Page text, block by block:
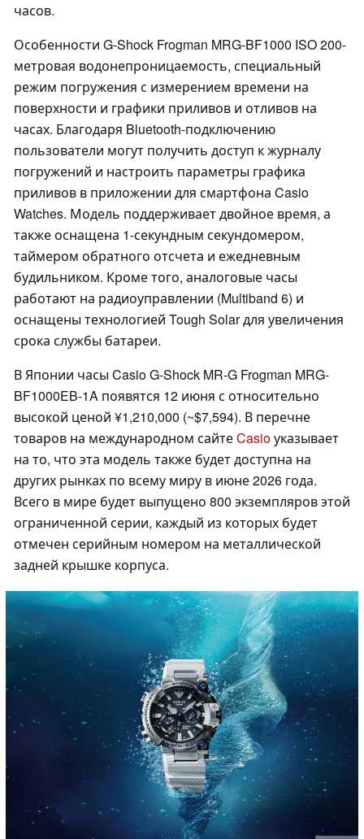
часов.
Особенности G-Shock Frogman MRG-BF1000 ISO 200-
метровая водонепроницаемость, специальный
режим погружения с измерением времени на
поверхности и графики приливов и отливов на
часах. Благодаря Bluetooth-подключению
пользователи могут получить доступ к журналу
погружений и настроить параметры графика
приливов в приложении для смартфона Casio
Watches. Модель поддерживает двойное время, а
также оснащена 1-секундным секундомером,
таймером обратного отсчета и ежедневным
будильником. Кроме того, аналоговые часы
работают на радиоуправлении (Multiband 6) и
оснащены технологией Tough Solar для увеличения
срока службы батареи.
В Японии часы Casio G-Shock MR-G Frogman MRG-
BF1000EB-1A появятся 12 июня с относительно
высокой ценой ¥1,210,000 (~$7,594). В перечне
товаров на международном сайтеCasioуказывает
на то, что эта модель также будет доступна на
других рынках по всему миру в июне 2026 года.
Всего в мире будет выпущено 800 экземпляров этой
ограниченной серии, каждый из которых будет
отмечен серийным номером на металлической
задней крышке корпуса.